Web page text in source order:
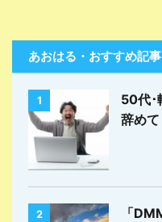
あおはる・おすすめ記事
1
50代･
辞め
2
「